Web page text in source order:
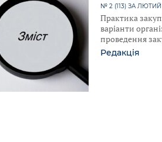
№ 2 (113) ЗА ЛЮТИЙ
Практика
варіанти
проведення
Редакція